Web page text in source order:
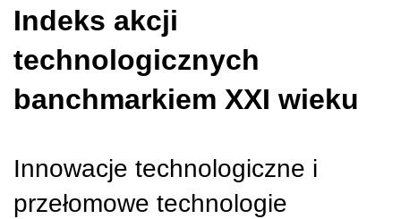
Indeks akcji
technologicznych
banchmarkiem XXI wieku
Innowacje technologiczne i
przełomowe technologie